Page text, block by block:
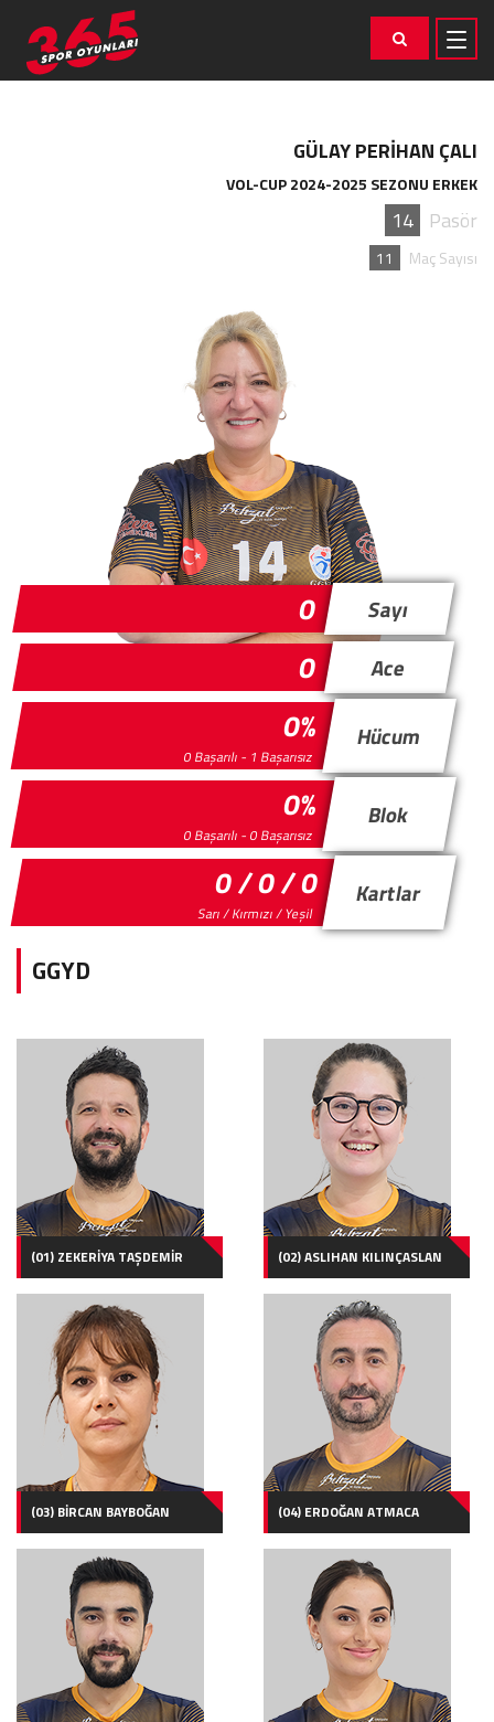
GÜLAY PERİHAN ÇALI
VOL-CUP 2024-2025 SEZONU ERKEK
14 Pasör
11 Maç Sayısı
0 Sayı
0 Ace
0%
0 Başarılı - 1 Başarısız
Hücum
0%
0 Başarılı - 0 Başarısız
Blok
0 / 0 / 0
Sarı / Kırmızı / Yeşil
Kartlar
GGYD
(01) ZEKERİYA TAŞDEMİR (02) ASLIHAN KILINÇASLAN
(03) BİRCAN BAYBOĞAN (04) ERDOĞAN ATMACA